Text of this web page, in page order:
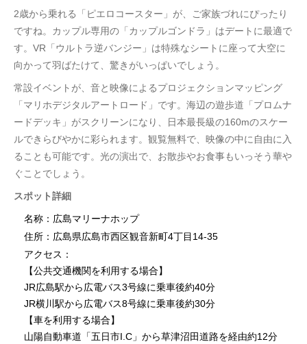
2歳から乗れる「ピエロコースター」が、ご家族づれにぴったり
ですね。カップル専用の「カップルゴンドラ」はデートに最適で
す。VR「ウルトラ逆バンジー」は特殊なシートに座って大空に
向かって羽ばたけて、驚きがいっぱいでしょう。
常設イベントが、音と映像によるプロジェクションマッピング
「マリホデジタルアートロード」です。海辺の遊歩道「プロムナ
ードデッキ」がスクリーンになり、日本最長級の160mのスケー
ルできらびやかに彩られます。観覧無料で、映像の中に自由に入
ることも可能です。光の演出で、お散歩やお食事もいっそう華や
ぐことでしょう。
スポット詳細
名称：広島マリーナホップ
住所：広島県広島市西区観音新町4丁目14-35
アクセス：
【公共交通機関を利用する場合】
JR広島駅から広電バス3号線に乗車後約40分
JR横川駅から広電バス8号線に乗車後約30分
【車を利用する場合】
山陽自動車道「五日市I.C」から草津沼田道路を経由約12分